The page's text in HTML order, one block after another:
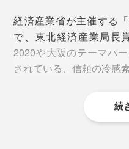
経済産業省が主催する
で、東北経済産業局長
2020や大阪のテーマパ
されている、信頼の冷感
続